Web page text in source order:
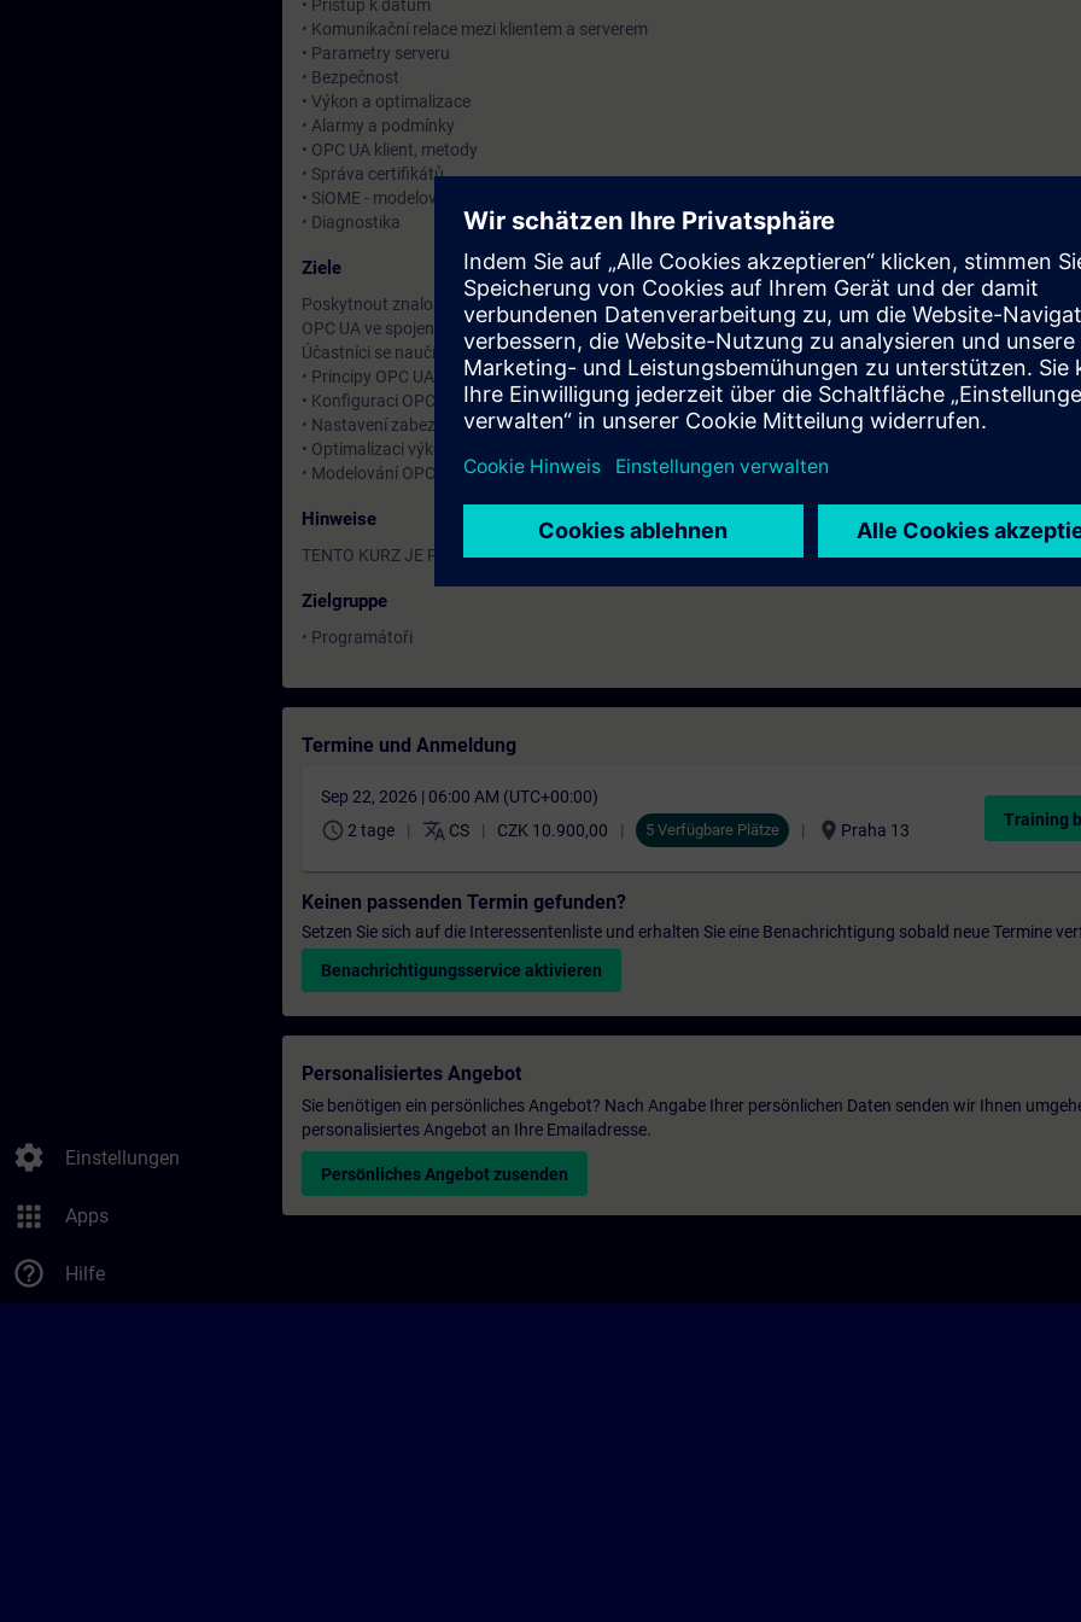
settings Einstellungen
apps Apps
help_outline Hilfe
• Přístup k datům
• Komunikační relace mezi klientem a serverem
• Parametry serveru
• Bezpečnost
• Výkon a optimalizace
• Alarmy a podmínky
• OPC UA klient, metody
• Správa certifikátů
• SiOME - modelování OPC UA rozhraní
• Diagnostika
Ziele
Poskytnout znalosti a praktické dovednosti pro bezpečné, efektivní a optimalizované využití
OPC UA ve spojení s CPU S7-1500.
Účastníci se naučí:
• Principy OPC UA a jeho roli v průmyslové komunikaci
• Konfiguraci OPC UA serveru a klienta
• Nastavení zabezpečení a správu certifikátů
• Optimalizaci výkonu a diagnostiku komunikace
• Modelování OPC UA rozhraní pomocí SiOME
Hinweise
TENTO KURZ JE POUZE NA VYŽÁDÁNÍ. Realizujeme od 4 účastníků!
Zielgruppe
• Programátoři
Termine und Anmeldung
Sep 22, 2026 | 06:00 AM (UTC+00:00)
schedule 2 tage translate CS CZK 10.900,00 5 Verfügbare Plätze location_on Praha 13
Training
Keinen passenden Termin gefunden?
Setzen Sie sich auf die Interessentenliste und erhalten Sie eine Benachrichtigung sobald neue Termine
Benachrichtigungsservice aktivieren
Personalisiertes Angebot
Sie benötigen ein persönliches Angebot? Nach Angabe Ihrer persönlichen Daten senden wir Ihnen
personalisiertes Angebot an Ihre Emailadresse.
Persönliches Angebot zusenden